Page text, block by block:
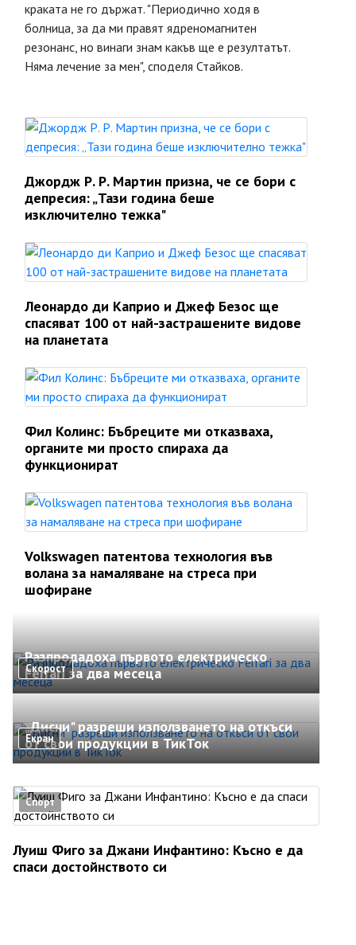
краката не го държат. "Периодично ходя в
болница, за да ми правят ядреномагнитен
резонанс, но винаги знам какъв ще е резултатът.
Няма лечение за мен", споделя Стайков.
Джордж Р. Р. Мартин призна, че се бори с
депресия: „Тази година беше
изключително тежка"
Леонардо ди Каприо и Джеф Безос ще
спасяват 100 от най-застрашените видове
на планетата
Фил Колинс: Бъбреците ми отказваха,
органите ми просто спираха да
функционират
Volkswagen патентова технология във
волана за намаляване на стреса при
шофиране
Скорост
Разпродадоха първото електрическо
Ferrari за два месеца
Екран
„Дисни" разреши използването на откъси
от свои продукции в ТикТок
Спорт
Луиш Фиго за Джани Инфантино: Късно е да
спаси достойнството си